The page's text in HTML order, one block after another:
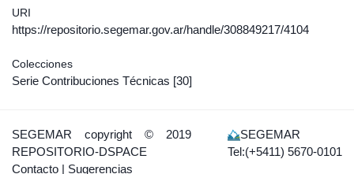
URI
https://repositorio.segemar.gov.ar/handle/308849217/4104
Colecciones
Serie Contribuciones Técnicas [30]
SEGEMAR copyright © 2019
REPOSITORIO-DSPACE
Contacto | Sugerencias
SEGEMAR
Tel:(+5411) 5670-0101